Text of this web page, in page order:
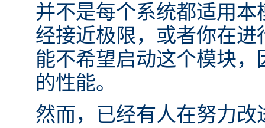
并不是每个系统都适用
经接近极限，或者你在
能不希望启动这个模块
的性能。
然而，已经有人在努力改